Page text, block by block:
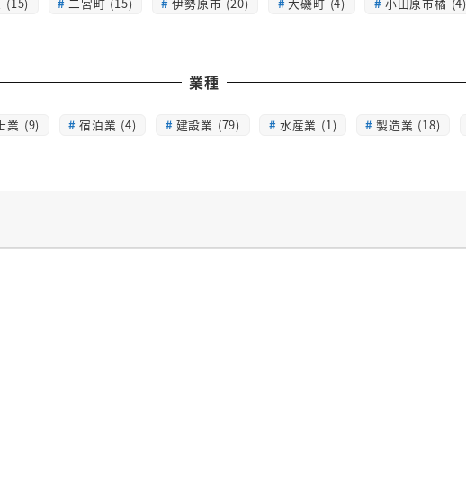
業種
業 (9) 宿泊業 (4) 建設業 (79) 水産業 (1) 製造業 (18)